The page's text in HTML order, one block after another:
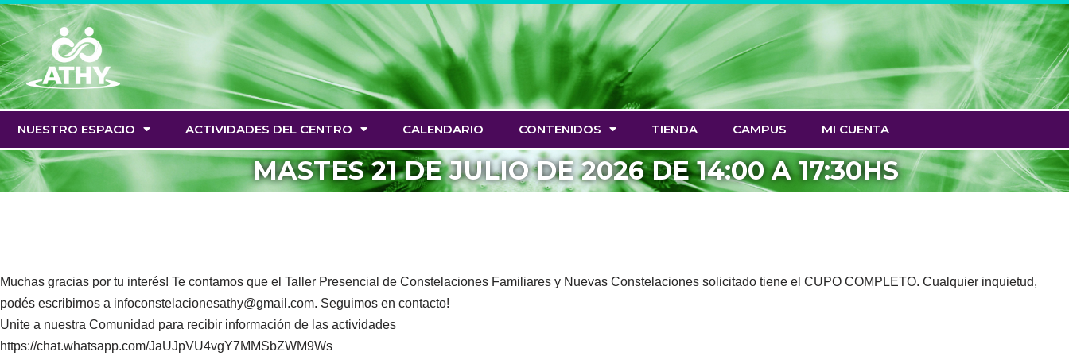
Saltar
al
contenido
NUESTRO ESPACIO ACTIVIDADES DEL CENTRO CALENDARIO CONTENIDOS TIENDA CAMPUS MI CUENTA
MASTES 21 DE JULIO DE 2026 DE 14:00 A 17:30HS
Muchas gracias por tu interés! Te contamos que el Taller Presencial de Constelaciones Familiares y Nuevas Constelaciones solicitado tiene el CUPO COMPLETO. Cualquier inquietud,
podés escribirnos a infoconstelacionesathy@gmail.com. Seguimos en contacto!
Unite a nuestra Comunidad para recibir información de las actividades
https://chat.whatsapp.com/JaUJpVU4vgY7MMSbZWM9Ws